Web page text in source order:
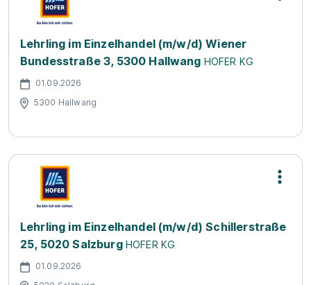
Lehrling im Einzelhandel (m/w/d) Wiener
Bundesstraße 3, 5300 Hallwang HOFER KG
01.09.2026
5300 Hallwang
Lehrling im Einzelhandel (m/w/d) Schillerstraße
25, 5020 Salzburg HOFER KG
01.09.2026